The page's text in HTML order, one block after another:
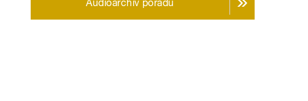
Audioarchiv pořadu